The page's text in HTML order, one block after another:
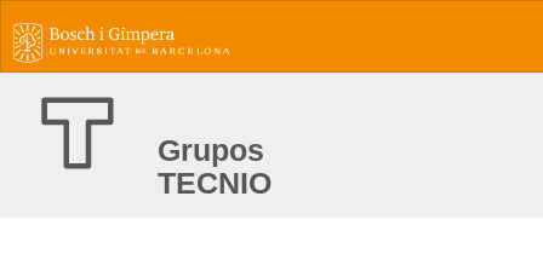
Grupos
TECNIO